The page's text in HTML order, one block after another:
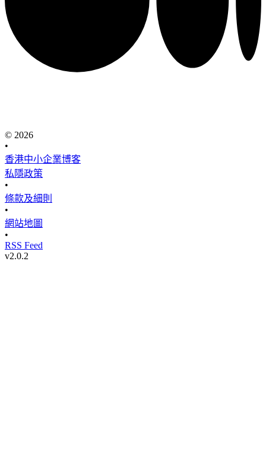
© 2026
•
香港中小企業博客
私隱政策
•
條款及細則
•
網站地圖
•
RSS Feed
v2.0.2